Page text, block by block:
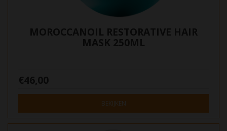
MOROCCANOIL RESTORATIVE HAIR
MASK 250ML
€46,00
BEKIJKEN